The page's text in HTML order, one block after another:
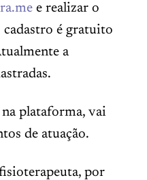
e realizar o
é gratuito
a
plataforma, vai
de atuação.
por